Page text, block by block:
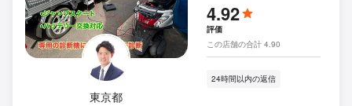
東京都
4.92
評価
この店舗の合計 4.90
24時間以内の返信